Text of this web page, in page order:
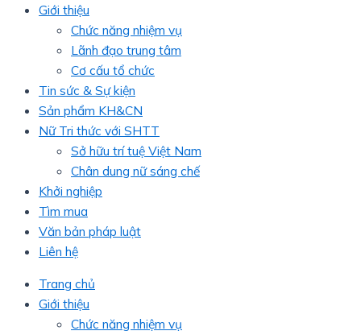
Giới thiệu
Chức năng nhiệm vụ
Lãnh đạo trung tâm
Cơ cấu tổ chức
Tin sức & Sự kiện
Sản phẩm KH&CN
Nữ Tri thức với SHTT
Sở hữu trí tuệ Việt Nam
Chân dung nữ sáng chế
Khởi nghiệp
Tìm mua
Văn bản pháp luật
Liên hệ
Trang chủ
Giới thiệu
Chức năng nhiệm vụ